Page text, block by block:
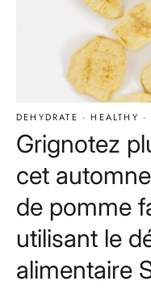
DEHYDRATE · HEALTHY ·
Grignotez
cet
de pomme
utilisant le
alimentaire